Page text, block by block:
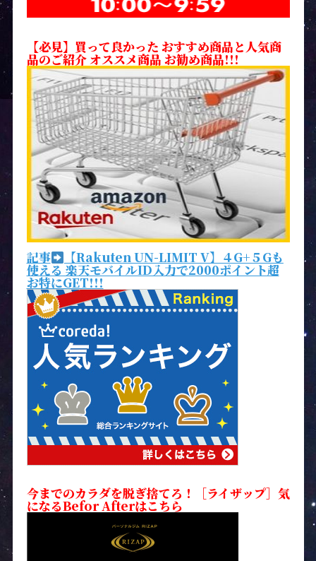
【必見】買って良かった おすすめ商品と人気商
品のご紹介 オススメ商品 お勧め商品!!!
記事 【Rakuten UN-LIMIT V】４G+５Gも
使える 楽天モバイルID入力で2000ポイント超
お特にGET!!!
今までのカラダを脱ぎ捨てろ！［ライザップ］気
になるBefor Afterはこちら